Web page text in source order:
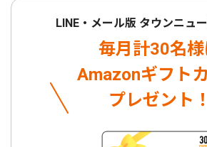
LINE・メール版 タウンニュ
毎月計30名様
Amazonギフト
プレゼント！